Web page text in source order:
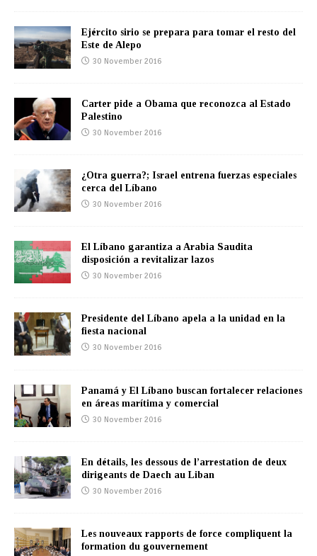
Ejército sirio se prepara para tomar el resto del
Este de Alepo
30 November 2016
Carter pide a Obama que reconozca al Estado
Palestino
30 November 2016
¿Otra guerra?; Israel entrena fuerzas especiales
cerca del Líbano
30 November 2016
El Líbano garantiza a Arabia Saudita
disposición a revitalizar lazos
30 November 2016
Presidente del Líbano apela a la unidad en la
fiesta nacional
30 November 2016
Panamá y El Líbano buscan fortalecer relaciones
en áreas marítima y comercial
30 November 2016
En détails, les dessous de l’arrestation de deux
dirigeants de Daech au Liban
30 November 2016
Les nouveaux rapports de force compliquent la
formation du gouvernement